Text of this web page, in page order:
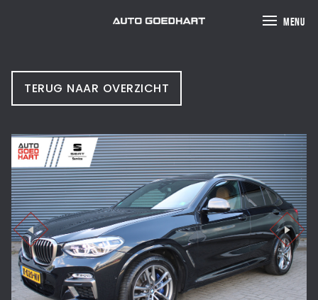
MENU
TERUG NAAR OVERZICHT